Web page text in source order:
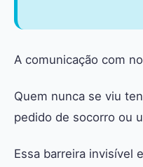
A comunicação com
Quem nunca se viu
pedido de socorro ou
Essa barreira invisível